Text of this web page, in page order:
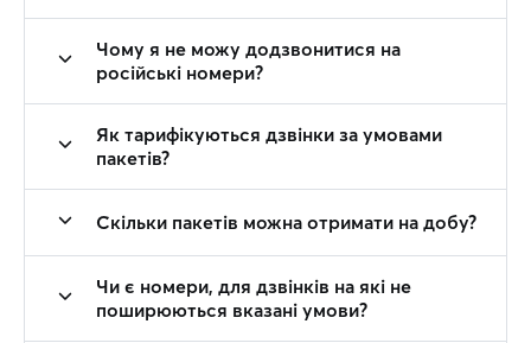
Чому я не можу додзвонитися на
російські номери?
Як тарифікуються дзвінки за умовами
пакетів?
Скільки пакетів можна отримати на добу?
Чи є номери, для дзвінків на які не
поширюються вказані умови?